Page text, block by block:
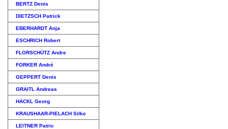
BERTZ Denis
DIETZSCH Patrick
EBERHARDT Anja
ESCHRICH Robert
FLORSCHÜTZ Andre
FORKER André
GEPPERT Denis
GRAITL Andreas
HACKL Georg
KRAUSHAAR-PIELACH Silke
LEITNER Patric